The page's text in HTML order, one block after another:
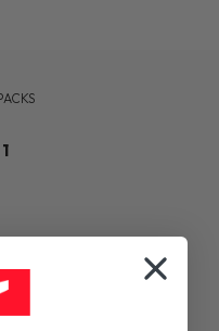
1